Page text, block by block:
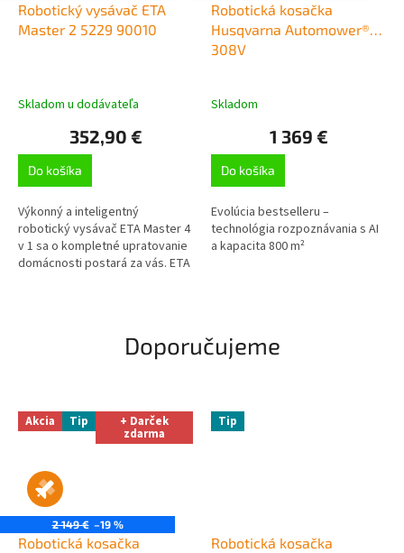
Robotický vysávač ETA
Master 2 5229 90010
Skladom u dodávateľa
352,90 €
Do košíka
Výkonný a inteligentný
robotický vysávač ETA Master 4
v 1 sa o kompletné upratovanie
domácnosti postará za vás. ETA
Robotická kosačka
Husqvarna Automower®
308V
Skladom
1 369 €
Do košíka
Evolúcia bestselleru –
technológia rozpoznávania s AI
a kapacita 800 m²
Doporučujeme
Akcia Tip + Darček
zdarma
2 149 € –19 %
Robotická kosačka
Tip
Robotická kosačka